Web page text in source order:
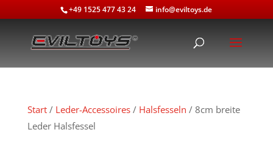
+49 1525 477 43 24 info@eviltoys.de
Start/ Leder-Accessoires/ Halsfesseln / 8cm breite
Leder Halsfessel